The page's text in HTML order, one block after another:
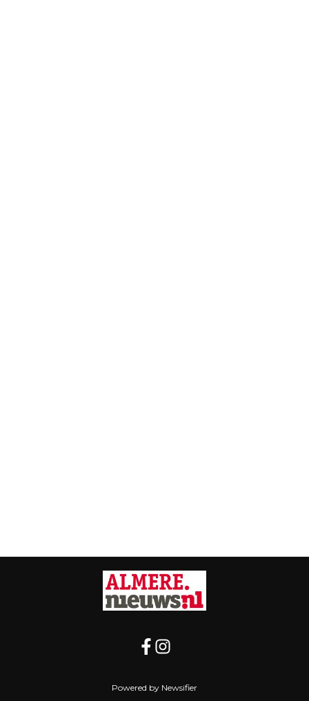
Powered by Newsifier